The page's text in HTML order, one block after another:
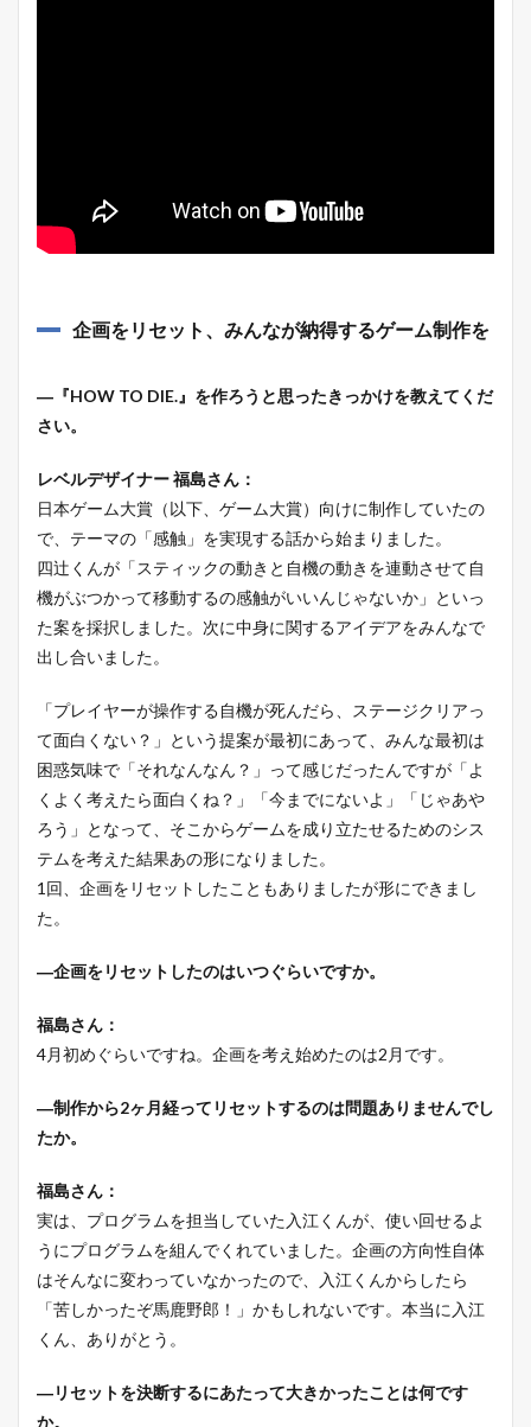
企画をリセット、みんなが納得するゲーム制作を
―『HOW TO DIE.』を作ろうと思ったきっかけを教えてくだ
さい。
レベルデザイナー 福島さん：
日本ゲーム大賞（以下、ゲーム大賞）向けに制作していたの
で、テーマの「感触」を実現する話から始まりました。
四辻くんが「スティックの動きと自機の動きを連動させて自
機がぶつかって移動するの感触がいいんじゃないか」といっ
た案を採択しました。次に中身に関するアイデアをみんなで
出し合いました。
「プレイヤーが操作する自機が死んだら、ステージクリアっ
て面白くない？」という提案が最初にあって、みんな最初は
困惑気味で「それなんなん？」って感じだったんですが「よ
くよく考えたら面白くね？」「今までにないよ」「じゃあや
ろう」となって、そこからゲームを成り立たせるためのシス
テムを考えた結果あの形になりました。
1回、企画をリセットしたこともありましたが形にできまし
た。
―企画をリセットしたのはいつぐらいですか。
福島さん：
4月初めぐらいですね。企画を考え始めたのは2月です。
―制作から2ヶ月経ってリセットするのは問題ありませんでし
たか。
福島さん：
実は、プログラムを担当していた入江くんが、使い回せるよ
うにプログラムを組んでくれていました。企画の方向性自体
はそんなに変わっていなかったので、入江くんからしたら
「苦しかったぞ馬鹿野郎！」かもしれないです。本当に入江
くん、ありがとう。
―リセットを決断するにあたって大きかったことは何です
か。